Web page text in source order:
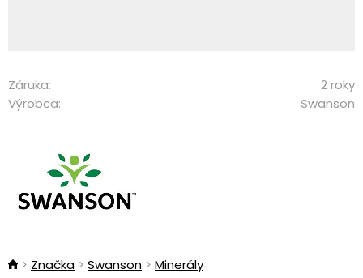
Záruka:
2 roky
Výrobca:
Swanson
Značka Swanson Minerály